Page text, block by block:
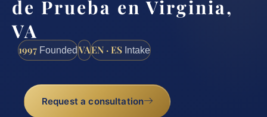
de Prueba en Virginia,
VA
1997 FoundedVAEN · ES Intake
Request a consultation